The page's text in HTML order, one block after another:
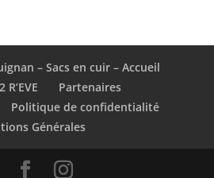
– Sacs en cuir – Accueil
Partenaires
Politique de confidentialité
Générales